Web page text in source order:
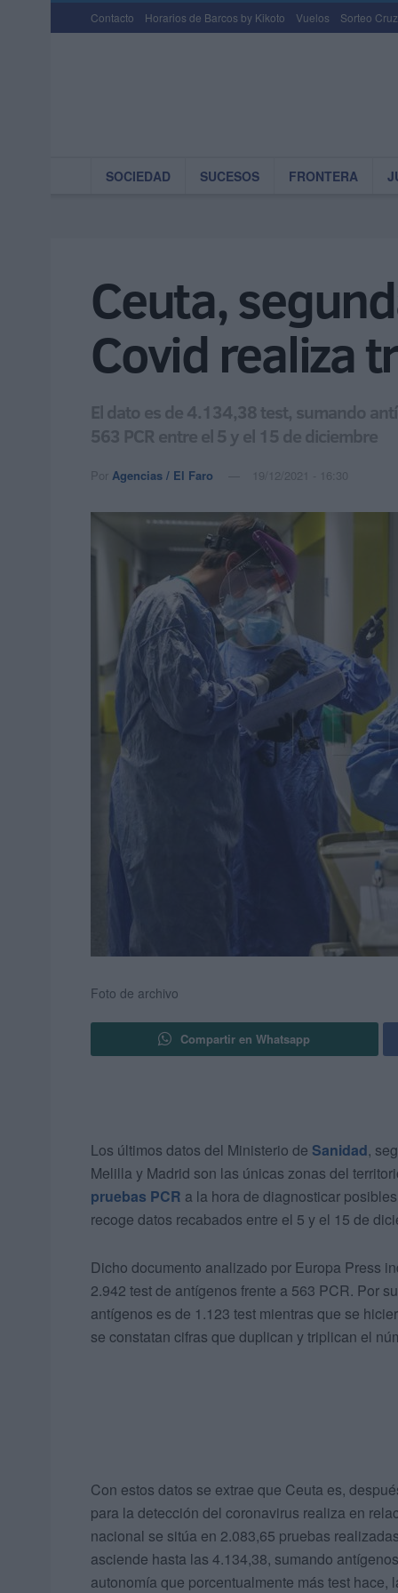
Contacto Horarios de Barcos by Kikoto Vuelos Sorteo
SOCIEDAD SUCESOS FRONTERA
Ceuta,
Covid realiza
El dato es de 4.134,38 test, sumando
563 PCR entre el 5 y el 15 de diciembre
Por Agencias / El Faro 19/12/2021 - 16:30
Foto de archivo
Compartir en Whatsapp
Los últimos datos del Ministerio de Sanidad,
Melilla y Madrid son las únicas zonas del
pruebas PCR a la hora de diagnosticar
recoge datos recabados entre el 5 y el 15 de
Dicho documento analizado por Europa Press
2.942 test de antígenos frente a 563 PCR. Por
antígenos es de 1.123 test mientras que se
se constatan cifras que duplican y triplican el
Con estos datos se extrae que Ceuta es,
para la detección del coronavirus realiza en
nacional se sitúa en 2.083,65 pruebas
asciende hasta las 4.134,38, sumando
autonomía que porcentualmente más test